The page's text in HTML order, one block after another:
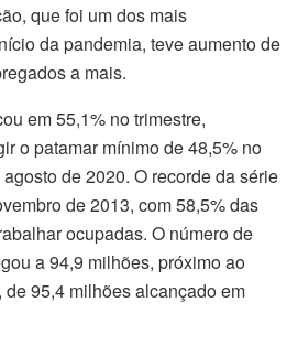
que foi um dos mais
da pandemia, teve aumento de
a mais.
em 55,1% no trimestre,
o patamar mínimo de 48,5% no
de 2020. O recorde da série
de 2013, com 58,5% das
ocupadas. O número de
a 94,9 milhões, próximo ao
95,4 milhões alcançado em